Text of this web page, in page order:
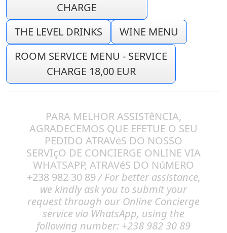
CHARGE
THE LEVEL DRINKS
WINE MENU
ROOM SERVICE MENU - SERVICE
CHARGE 18,00 EUR
PARA MELHOR ASSISTêNCIA,
AGRADECEMOS QUE EFETUE O SEU
PEDIDO ATRAVéS DO NOSSO
SERVIçO DE CONCIERGE ONLINE VIA
WHATSAPP, ATRAVéS DO NúMERO
+238 982 30 89/ For better assistance,
we kindly ask you to submit your
request through our Online Concierge
service via WhatsApp, using the
following number: +238 982 30 89